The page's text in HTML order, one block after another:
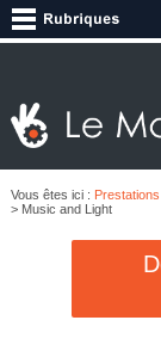
Vous êtes ici :
> Music and Light